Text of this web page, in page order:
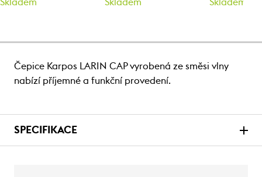
Skladem Skladem Skladem
Čepice Karpos LARIN CAP vyrobená ze směsi vlny
nabízí příjemné a funkční provedení.
SPECIFIKACE